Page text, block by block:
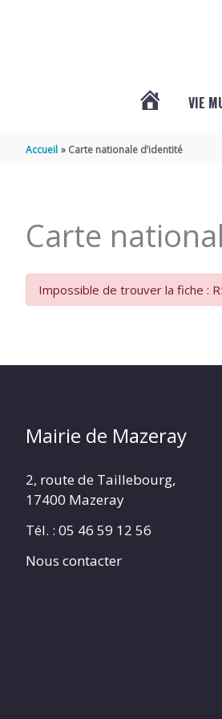
MAZERAY
VIE
Accueil Carte nationale d’identité
Carte
Impossible de trouver la fiche :
Mairie de Mazeray
2, route de Taillebourg,
17400 Mazeray
Tél. : 05 46 59 12 56
Nous contacter